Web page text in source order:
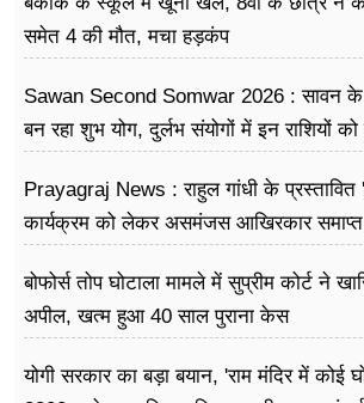
समेत 4 की मौत, मचा हड़कंप
Sawan Second Somwar 2026 : सावन के
बन रहा शुभ योग, दुर्लभ संयोगों में इन राशियों को
Prayagraj News : राहुल गांधी के प्रस्तावित
कार्यक्रम को लेकर असमंजस आखिरकार
बोफोर्स तोप घोटाला मामले में सुप्रीम कोर्ट ने
अपील, खत्म हुआ 40 साल पुराना केस
योगी सरकार का बड़ा बयान, 'राम मंदिर में कोई